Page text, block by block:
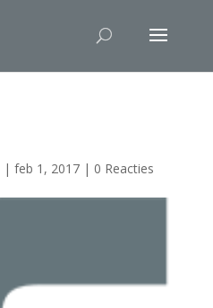
| feb 1, 2017| 0 Reacties